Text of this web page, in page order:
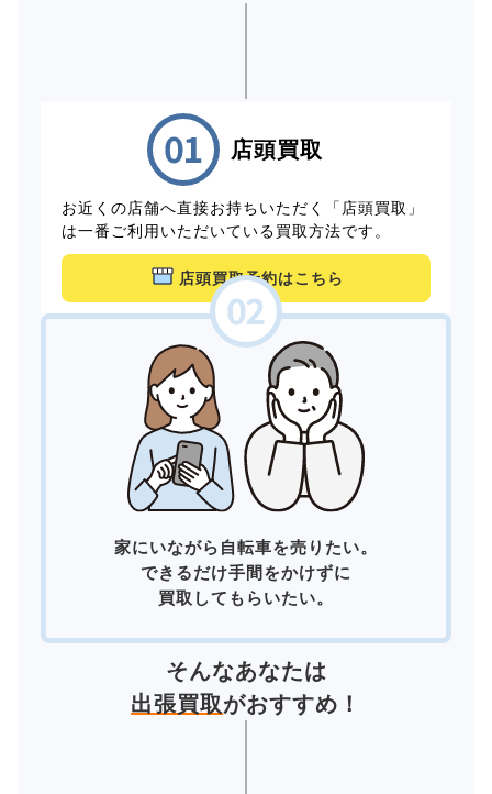
店頭買取
お近くの店舗へ直接お持ちいただく「店頭買取」
は一番ご利用いただいている買取方法です。
店頭買取予約はこちら
家にいながら自転車を売りたい。
できるだけ手間をかけずに
買取してもらいたい。
そんなあなたは
出張買取がおすすめ！